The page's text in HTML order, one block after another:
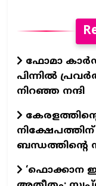
ഫോമാ
പിന്നില്‍
നിറഞ്ഞ നന്ദി
‘ഫൊക്കാന